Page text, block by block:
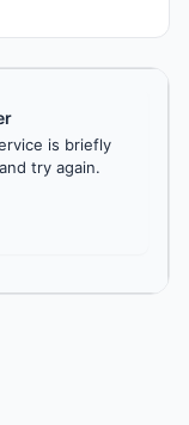
is briefly
try again.